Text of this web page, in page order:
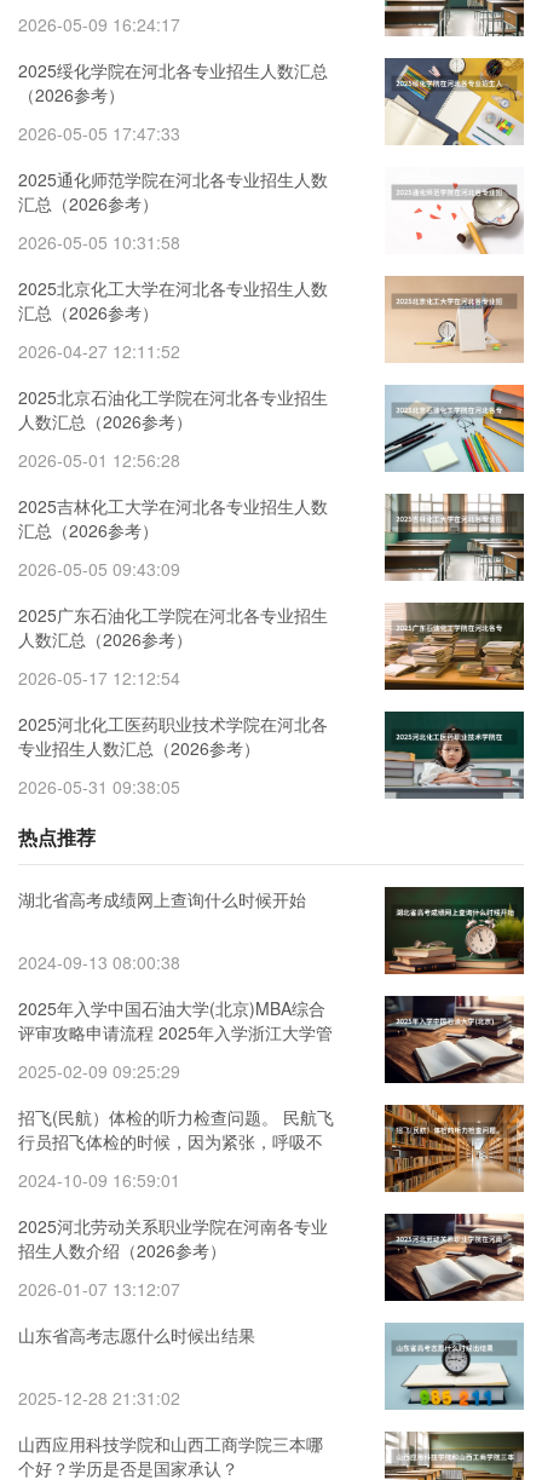
2026-05-09 16:24:17
2025绥化学院在河北各专业招生人数汇总
（2026参考）
2026-05-05 17:47:33
2025通化师范学院在河北各专业招生人数
汇总（2026参考）
2026-05-05 10:31:58
2025北京化工大学在河北各专业招生人数
汇总（2026参考）
2026-04-27 12:11:52
2025北京石油化工学院在河北各专业招生
人数汇总（2026参考）
2026-05-01 12:56:28
2025吉林化工大学在河北各专业招生人数
汇总（2026参考）
2026-05-05 09:43:09
2025广东石油化工学院在河北各专业招生
人数汇总（2026参考）
2026-05-17 12:12:54
2025河北化工医药职业技术学院在河北各
专业招生人数汇总（2026参考）
2026-05-31 09:38:05
热点推荐
湖北省高考成绩网上查询什么时候开始
2024-09-13 08:00:38
2025年入学中国石油大学(北京)MBA综合
评审攻略申请流程 2025年入学浙江大学管
2025-02-09 09:25:29
招飞(民航）体检的听力检查问题。 民航飞
行员招飞体检的时候，因为紧张，呼吸不
查(还是以心脏彩超的
2024-10-09 16:59:01
2025河北劳动关系职业学院在河南各专业
招生人数介绍（2026参考）
2026-01-07 13:12:07
山东省高考志愿什么时候出结果
2025-12-28 21:31:02
山西应用科技学院和山西工商学院三本哪
个好？学历是否是国家承认？